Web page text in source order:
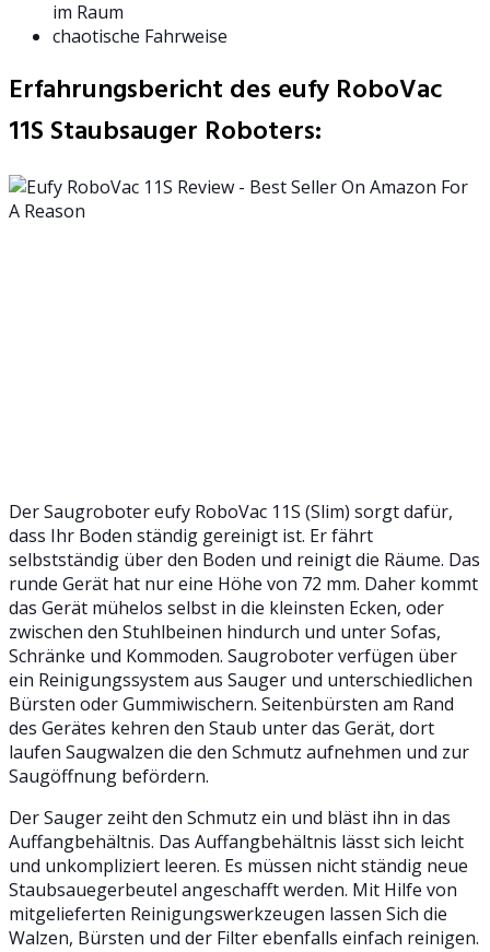
im Raum
chaotische Fahrweise
Erfahrungsbericht des eufy RoboVac
11S Staubsauger Roboters:
Der Saugroboter eufy RoboVac 11S (Slim) sorgt dafür,
dass Ihr Boden ständig gereinigt ist. Er fährt
selbstständig über den Boden und reinigt die Räume. Das
runde Gerät hat nur eine Höhe von 72 mm. Daher kommt
das Gerät mühelos selbst in die kleinsten Ecken, oder
zwischen den Stuhlbeinen hindurch und unter Sofas,
Schränke und Kommoden. Saugroboter verfügen über
ein Reinigungssystem aus Sauger und unterschiedlichen
Bürsten oder Gummiwischern. Seitenbürsten am Rand
des Gerätes kehren den Staub unter das Gerät, dort
laufen Saugwalzen die den Schmutz aufnehmen und zur
Saugöffnung befördern.
Der Sauger zeiht den Schmutz ein und bläst ihn in das
Auffangbehältnis. Das Auffangbehältnis lässt sich leicht
und unkompliziert leeren. Es müssen nicht ständig neue
Staubsauegerbeutel angeschafft werden. Mit Hilfe von
mitgelieferten Reinigungswerkzeugen lassen Sich die
Walzen, Bürsten und der Filter ebenfalls einfach reinigen.